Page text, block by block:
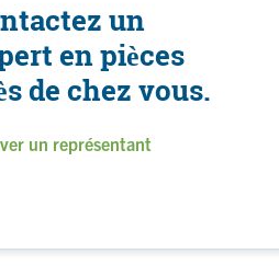
un
en pièces
de chez vous.
un représentant